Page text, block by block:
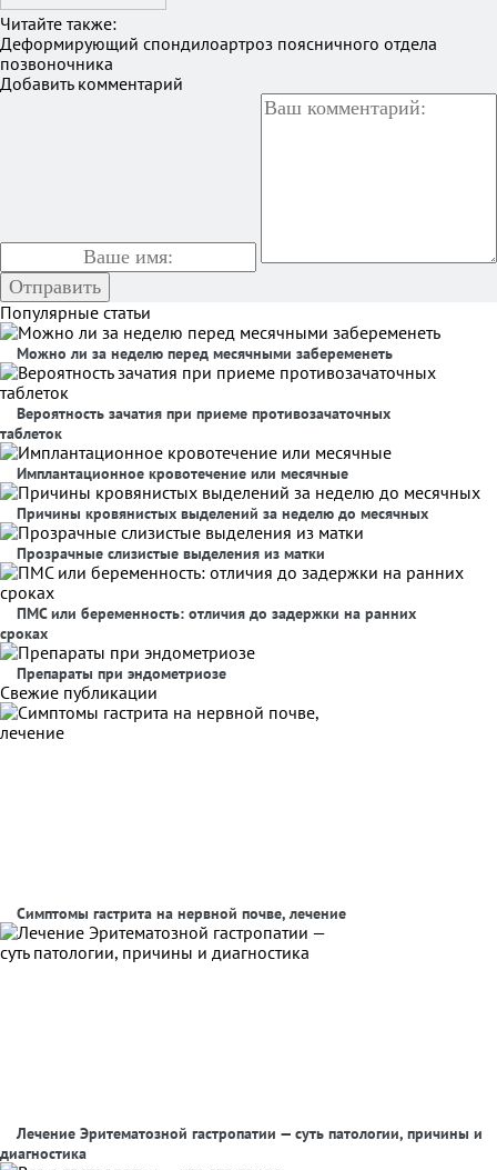
Читайте также:
Деформирующий спондилоартроз поясничного отдела
позвоночника
Добавить комментарий
Популярные статьи
Можно ли за неделю перед месячными забеременеть
Вероятность зачатия при приеме противозачаточных
таблеток
Имплантационное кровотечение или месячные
Причины кровянистых выделений за неделю до месячных
Прозрачные слизистые выделения из матки
ПМС или беременность: отличия до задержки на ранних
сроках
Препараты при эндометриозе
Свежие публикации
Симптомы гастрита на нервной почве, лечение
Лечение Эритематозной гастропатии — суть патологии, причины и
диагностика